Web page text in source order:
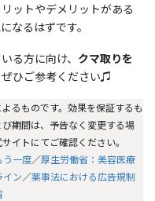
ットやデメリットがある
なるはずです。
る方に向け、 クマ取りを
ひご参考ください♫
るものです。効果を保証するも
期間は、予告なく変更する場
イトにてご確認ください。
う一度／厚生労働省：美容医療
イン／薬事法における広告規制